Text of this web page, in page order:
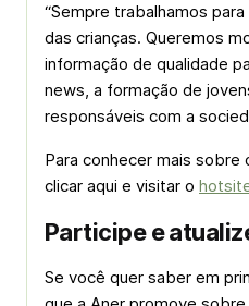
“Sempre trabalhamos
das crianças. Queremos
informação de qualidade
news, a formação de
responsáveis com a
Para conhecer mais
clicar aqui e visitar o
Participe e
Se você quer saber em